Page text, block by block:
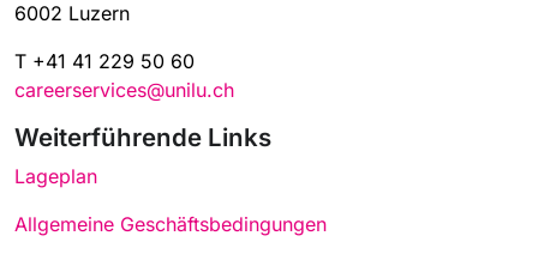
6002 Luzern
T +41 41 229 50 60
careerservices@unilu.ch
Weiterführende Links
Lageplan
Allgemeine Geschäftsbedingungen